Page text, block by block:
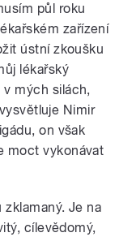
půl roku
zařízení
ústní zkoušku
lékařský
mých silách,
Nimir
on však
moct vykonávat
Je na
cílevědomý,